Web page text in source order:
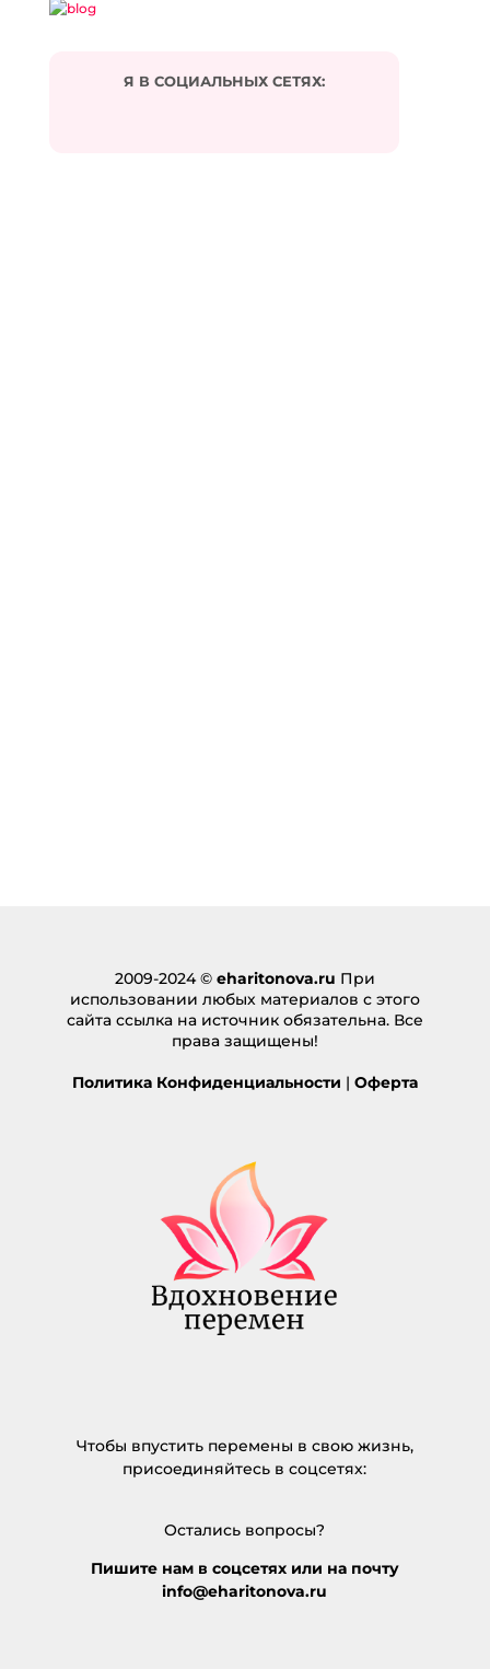
Подписаться на комментарии по e-mail
Я В СОЦИАЛЬНЫХ СЕТЯХ:
2009-2024 © eharitonova.ru При
использовании любых материалов с этого
сайта ссылка на источник обязательна. Все
права защищены!
Политика Конфиденциальности | Оферта
Чтобы впустить перемены в свою жизнь,
присоединяйтесь в соцсетях:
Остались вопросы?
Пишите нам в соцсетях или на почту
info@eharitonova.ru